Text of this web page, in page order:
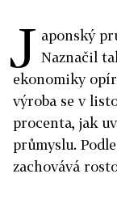
J aponský
Naznačil
ekonomiky
výroba se v
procenta, jak
průmyslu.
zachovává